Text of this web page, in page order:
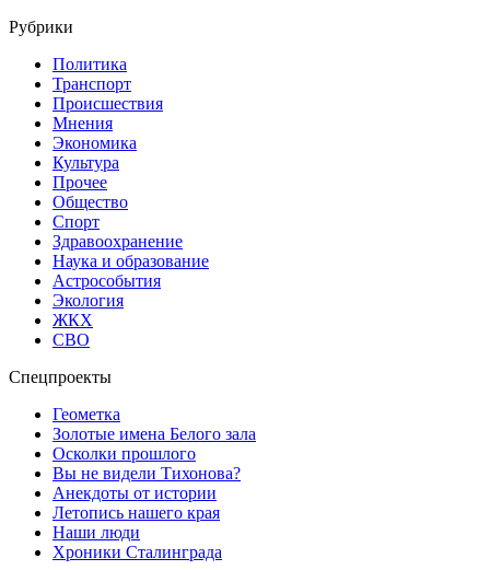
Рубрики
Политика
Транспорт
Происшествия
Мнения
Экономика
Культура
Прочее
Общество
Спорт
Здравоохранение
Наука и образование
Астрособытия
Экология
ЖКХ
СВО
Спецпроекты
Геометка
Золотые имена Белого зала
Осколки прошлого
Вы не видели Тихонова?
Анекдоты от истории
Летопись нашего края
Наши люди
Хроники Сталинграда